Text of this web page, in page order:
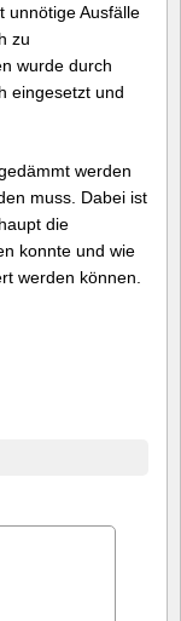
unnötige Ausfälle
zu
wurde durch
eingesetzt und
werden
muss. Dabei ist
die
konnte und wie
werden können.